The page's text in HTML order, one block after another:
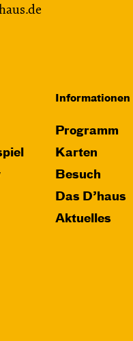
Informationen
Programm
Karten
Besuch
Das D’haus
Aktuelles